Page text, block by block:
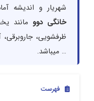
شهریار و اندیشه
خانگی دوو مانند
ظرفشویی، جاروبرقی،
… میباشد.
فهرست